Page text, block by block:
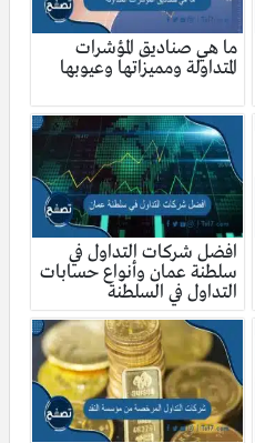
ما هي صناديق المؤشرات
المتداولة ومميزاتها وعيوبها
افضل شركات التداول في
سلطنة عمان وأنواع حسابات
التداول في السلطنة